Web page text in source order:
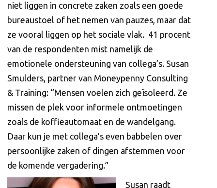
niet liggen in concrete zaken zoals een goede
bureaustoel of het nemen van pauzes, maar dat
ze vooral liggen op het sociale vlak. 41 procent
van de respondenten mist namelijk de
emotionele ondersteuning van collega’s. Susan
Smulders, partner van Moneypenny Consulting
& Training: “Mensen voelen zich geïsoleerd. Ze
missen de plek voor informele ontmoetingen
zoals de koffieautomaat en de wandelgang.
Daar kun je met collega’s even babbelen over
persoonlijke zaken of dingen afstemmen voor
de komende vergadering.”
Susan raadt